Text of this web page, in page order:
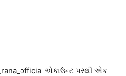
એકાઉન્ટ પરથી એક